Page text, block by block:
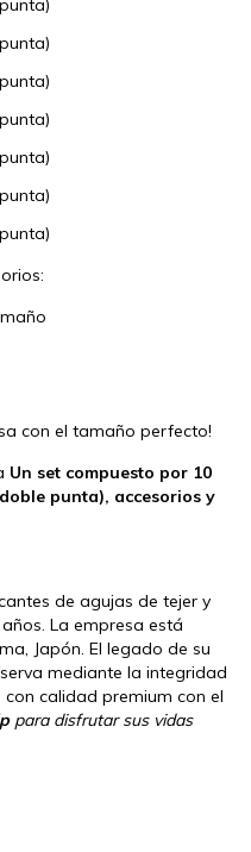
con el tamaño perfecto!
Un set compuesto por 10
punta), accesorios y
de agujas de tejer y
La empresa está
Japón. El legado de su
mediante la integridad
calidad premium con el
para disfrutar sus vidas